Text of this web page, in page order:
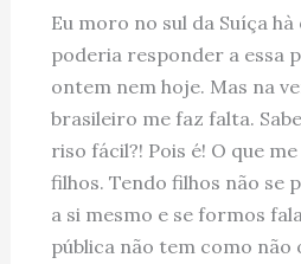
Eu moro no sul da Suíça
poderia responder a essa
ontem nem hoje. Mas na
brasileiro me faz falta.
riso fácil?! Pois é! O que
filhos. Tendo filhos não se
a si mesmo e se formos
pública não tem como não